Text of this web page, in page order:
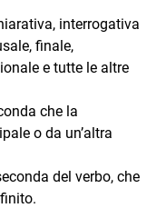
interrogativa
finale,
e tutte le altre
che la
o da un’altra
del verbo, che